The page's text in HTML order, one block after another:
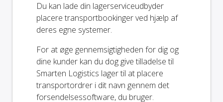
Du kan lade din lagerserviceudbyder
placere transportbookinger ved hjælp af
deres egne systemer.
For at øge gennemsigtigheden for dig og
dine kunder kan du dog give tilladelse til
Smarten Logistics lager til at placere
transportordrer i dit navn gennem det
forsendelsessoftware, du bruger.